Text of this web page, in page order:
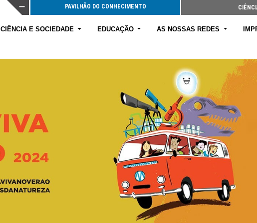
PAVILHÃO DO CONHECIMENTO
CIÊNCIA E SOCIEDADE EDUCAÇÃO AS NOSSAS REDES